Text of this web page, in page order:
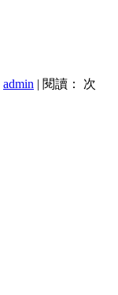
admin | 閱讀：
次